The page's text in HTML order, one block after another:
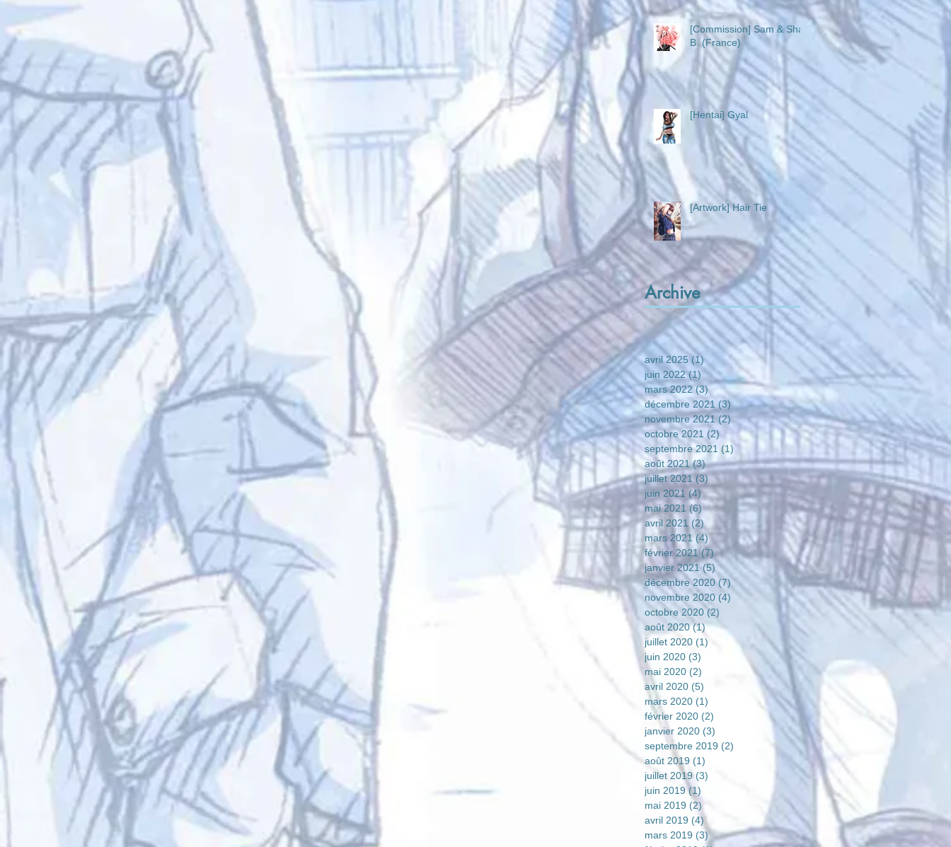
[Commission] Sam & Sha
B. (France)
[Hentai] Gyal
[Artwork] Hair Tie
Archive
avril 2025 (1) 1 post
juin 2022 (1) 1 post
mars 2022 (3)3 posts
décembre 2021 (3)3 posts
novembre 2021 (2) 2 posts
octobre 2021 (2)2 posts
septembre 2021 (1)
août 2021 (3)3 posts
juillet 2021 (3)3 posts
juin 2021 (4) 4 posts
mai 2021 (6)6 posts
avril 2021 (2)2 posts
mars 2021 (4)4 posts
février 2021 (7)7 posts
janvier 2021 (5) 5 posts
décembre 2020 (7)7 posts
novembre 2020 (4) 4 posts
octobre 2020 (2)
août 2020 (1)1 post
juillet 2020 (1) 1 post
juin 2020 (3)
mai 2020 (2)
avril 2020 (5)
mars 2020 (1)
février 2020 (2)
janvier 2020 (3)
septembre 2019 (2)
août 2019 (1)
juillet 2019 (3)
juin 2019 (1)
mai 2019 (2)
avril 2019 (4)4 posts
mars 2019 (3)3 posts